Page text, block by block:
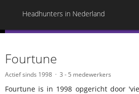
Headhunters in Nederland
Fourtune
Actief sinds 1998 3 - 5 medewerkers
Fourtune is in 1998 opgericht door